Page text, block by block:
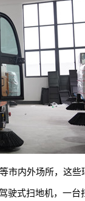
内外场所，这些
驶式扫地机，一台